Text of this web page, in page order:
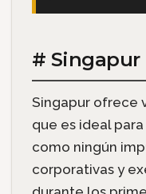
# Singapur
Singapur ofrece
que es ideal
como ningún
corporativas y